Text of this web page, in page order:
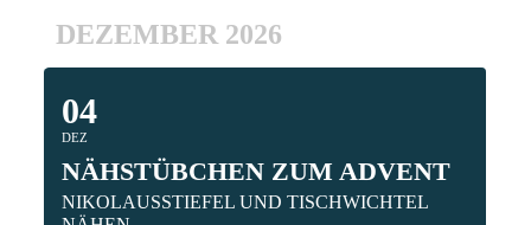
DEZEMBER 2026
04
DEZ
NÄHSTÜBCHEN ZUM ADVENT
NIKOLAUSSTIEFEL UND TISCHWICHTEL